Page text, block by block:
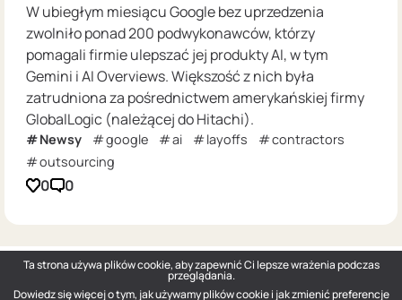
W ubiegłym miesiącu Google bez uprzedzenia
zwolniło ponad 200 podwykonawców, którzy
pomagali firmie ulepszać jej produkty AI, w tym
Gemini i AI Overviews. Większość z nich była
zatrudniona za pośrednictwem amerykańskiej firmy
GlobalLogic (należącej do Hitachi).
Newsy google ai layoffs
contractors
outsourcing
0 0
Ta strona używa plików cookie, aby zapewnić Ci lepsze wrażenia podczas
przeglądania.
Dowiedz się więcej o tym, jak używamy plików cookie i jak zmienić preferencje